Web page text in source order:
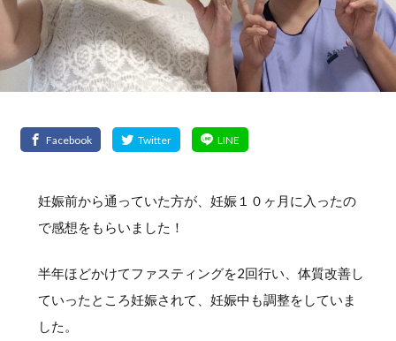
妊娠前から通っていた方が、妊娠１０ヶ月に入ったの
で感想をもらいました！
半年ほどかけてファスティングを2回行い、体質改善し
ていったところ妊娠されて、妊娠中も調整をしていま
した。